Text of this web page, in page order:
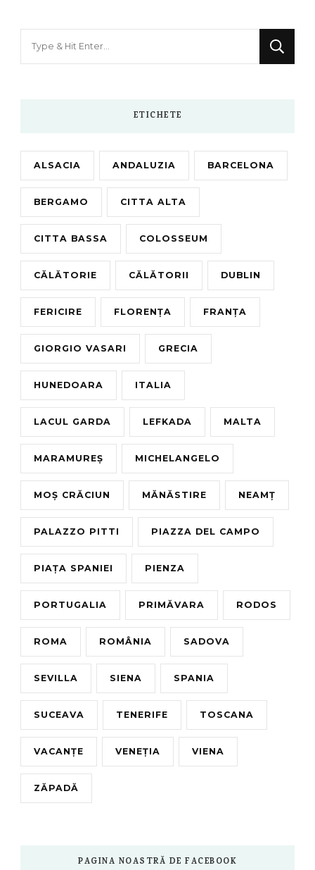
ETICHETE
ALSACIA ANDALUZIA BARCELONA
BERGAMO CITTA ALTA
CITTA BASSA COLOSSEUM
CĂLĂTORIE CĂLĂTORII DUBLIN
FERICIRE FLORENȚA FRANȚA
GIORGIO VASARI GRECIA
HUNEDOARA ITALIA
LACUL GARDA LEFKADA MALTA
MARAMUREȘ MICHELANGELO
MOȘ CRĂCIUN MĂNĂSTIRE NEAMȚ
PALAZZO PITTI PIAZZA DEL CAMPO
PIAȚA SPANIEI PIENZA
PORTUGALIA PRIMĂVARA RODOS
ROMA ROMÂNIA SADOVA
SEVILLA SIENA SPANIA
SUCEAVA TENERIFE TOSCANA
VACANȚE VENEȚIA VIENA
ZĂPADĂ
PAGINA NOASTRĂ DE FACEBOOK